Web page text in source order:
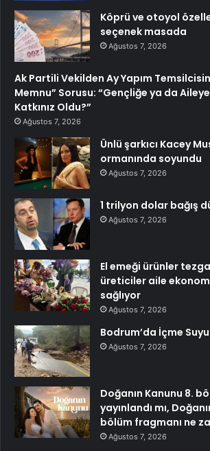
Köprü ve otoyol
seçenek masada
Ağustos 7, 2026
Ak Partili Vekilden Ay Yapım
Memnu” Sorusu: “Gençliğe ya da Aileye
Katkınız Oldu?”
Ağustos 7, 2026
Ünlü şarkıcı Kacey
ormanında soyundu
Ağustos 7, 2026
1 trilyon dolar bağış
Ağustos 7, 2026
El emeği ürünler
üreticiler aile
sağlıyor
Ağustos 7, 2026
Bodrum’da İçme
Ağustos 7, 2026
Doğanın Kanunu 8.
yayınlandı mı,
bölüm fragmanı ne
Ağustos 7, 2026